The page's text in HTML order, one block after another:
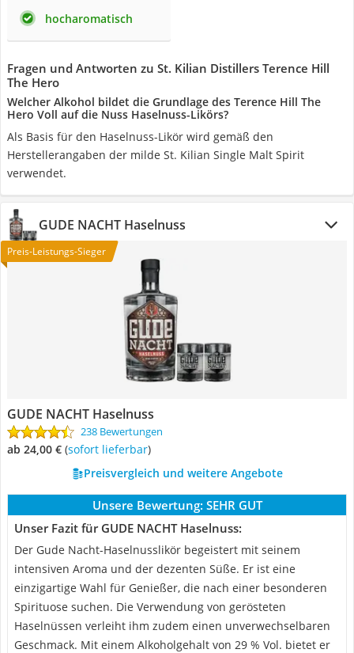
hocharomatisch
Fragen und Antworten zu St. Kilian Distillers Terence Hill
The Hero
Welcher Alkohol bildet die Grundlage des Terence Hill The
Hero Voll auf die Nuss Haselnuss-Likörs?
Als Basis für den Haselnuss-Likör wird gemäß den
Herstellerangaben der milde St. Kilian Single Malt Spirit
verwendet.
GUDE NACHT Haselnuss
Preis-Leistungs-Sieger
GUDE NACHT Haselnuss
238 Bewertungen
ab 24,00 € ( Sofort lieferbar)
Preisvergleich und weitere Angebote
Unsere Bewertung: SEHR GUT
Unser Fazit für GUDE NACHT Haselnuss:
Der Gude Nacht-Haselnusslikör begeistert mit seinem
intensiven Aroma und der dezenten Süße. Er ist eine
einzigartige Wahl für Genießer, die nach einer besonderen
Spirituose suchen. Die Verwendung von gerösteten
Haselnüssen verleiht ihm zudem einen unverwechselbaren
Geschmack. Mit einem Alkoholgehalt von 29 % Vol. bietet er